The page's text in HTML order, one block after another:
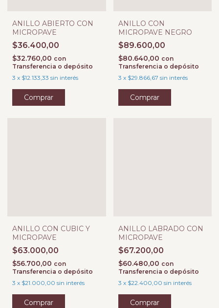
ANILLO ABIERTO CON
MICROPAVE
$36.400,00
$32.760,00 con
Transferencia o depósito
3 x $12.133,33 sin interés
Comprar
ANILLO CON
MICROPAVE NEGRO
$89.600,00
$80.640,00 con
Transferencia o depósito
3 x $29.866,67 sin interés
Comprar
ANILLO CON CUBIC Y
MICROPAVE
$63.000,00
$56.700,00 con
Transferencia o depósito
3 x $21.000,00 sin interés
Comprar
ANILLO LABRADO CON
MICROPAVE
$67.200,00
$60.480,00 con
Transferencia o depósito
3 x $22.400,00 sin interés
Comprar